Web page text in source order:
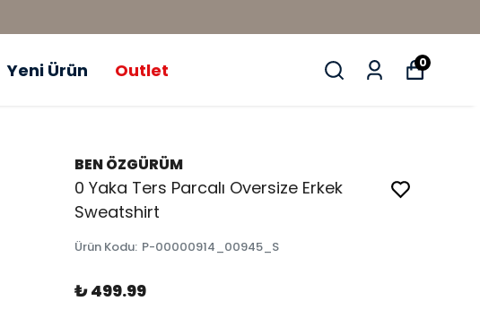
Yeni Ürün Outlet 0
BEN ÖZGÜRÜM
0 Yaka Ters Parcalı Oversize Erkek
Sweatshirt
Ürün Kodu: P-00000914_00945_S
₺ 499.99